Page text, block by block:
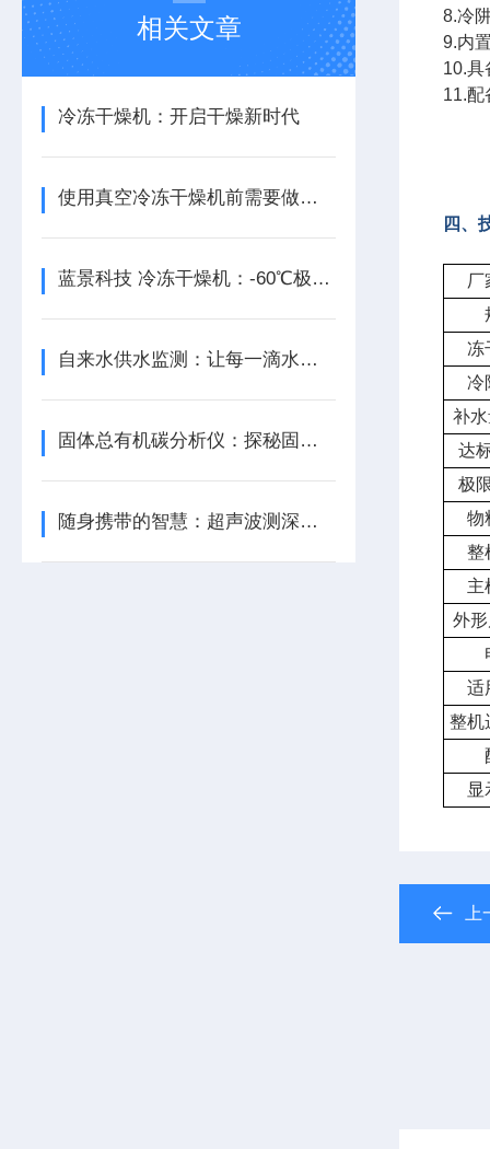
相关文章
冷冻干燥机：开启干燥新时代
使用真空冷冻干燥机前需要做哪些准备工作？
蓝景科技 冷冻干燥机：-60℃极速制冷，捕水高效保品质
自来水供水监测：让每一滴水都安心
固体总有机碳分析仪：探秘固体碳世界，驱动行业发展
随身携带的智慧：超声波测深仪的便利之道
8.冷
9.内
10.具
11.配
四、
厂
冻
冷
补
达
极
物
整
主
外
适
整机
显